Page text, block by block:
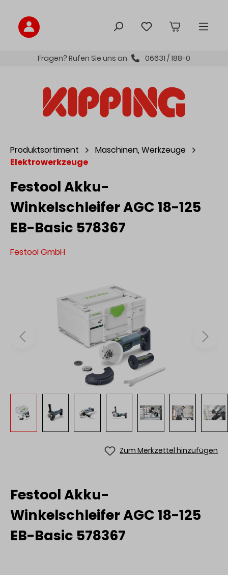
Fragen? Rufen Sie uns an 06631 / 188-0
Produktsortiment
Maschinen, Werkzeuge
Elektrowerkzeuge
Festool Akku-
Winkelschleifer AGC 18-125
EB-Basic 578367
Festool GmbH
Zum Merkzettel hinzufügen
Festool Akku-
Winkelschleifer AGC 18-125
EB-Basic 578367